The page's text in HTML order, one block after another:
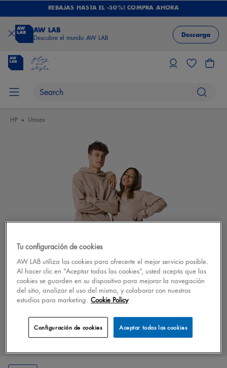
REBAJAS HASTA EL -50%! COMPRA AHORA
AW LAB
Descubre el mundo AW LAB Descarga
HP Unisex
Tu configuración de cookies
AW LAB utiliza los cookies para ofrecerte el mejor servicio posible.
Al hacer clic en “Aceptar todas las cookies”, usted acepta que las
cookies se guarden en su dispositivo para mejorar la navegación
del sitio, analizar el uso del mismo, y colaborar con nuestros
estudios para marketing. Cookie Policy
Aceptar todas las cookies
Configuración de cookies